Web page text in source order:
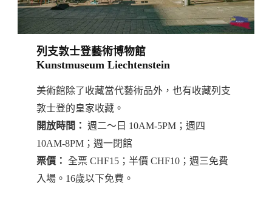
列支敦士登藝術博物館
Kunstmuseum Liechtenstein
美術館除了收藏當代藝術品外，也有收藏列支
敦士登的皇家收藏。
開放時間： 週二～日 10AM-5PM；週四
10AM-8PM；週一閉館
票價： 全票 CHF15；半價 CHF10；週三免費
入場。16歲以下免費。